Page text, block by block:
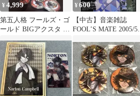
¥4,999
第五人格 フールズ・ゴ
ールド BIGアクスタ 他
¥600
【中古】音楽雑誌
FOOL’S MATE 2005/5